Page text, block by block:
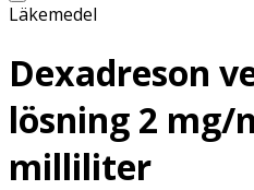
Läkemedel
Dexadreson
lösning 2 mg/
milliliter